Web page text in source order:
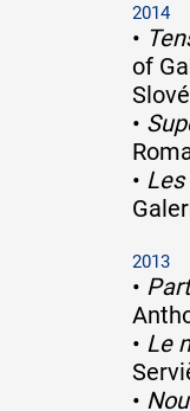
2014
•
of
•
•
2013
•
• Le
•